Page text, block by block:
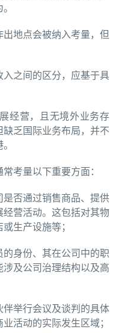
地点会被纳入考量，但
入之间的区分，应基于具
经营，且无境外业务存
乏国际业务布局，并不
考量以下重要方面：
是否通过销售商品、提供
营活动。这包括对其物
生产设施等；
的身份、其在公司中的职
及公司治理结构以及高
举行会议及谈判的具体
活动的实际发生区域；